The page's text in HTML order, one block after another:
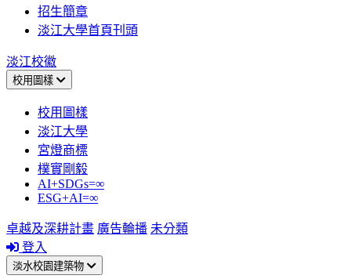
招生簡章
淡江大學首頁刊頭
淡江校徽
校用圖樣
校用圖樣
淡江大學
宮燈商標
樸實剛毅
AI+SDGs=∞
ESG+AI=∞
卓越及深耕計畫 廣告輪播 未分類
登入
淡水校園建築物